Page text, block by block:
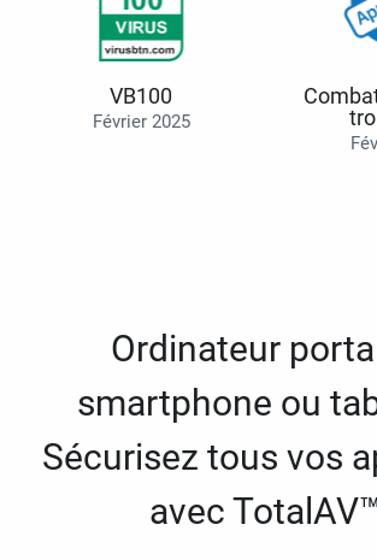
VB100
Février 2025
Ordinateur
smartphone ou
Sécurisez tous vos
avec